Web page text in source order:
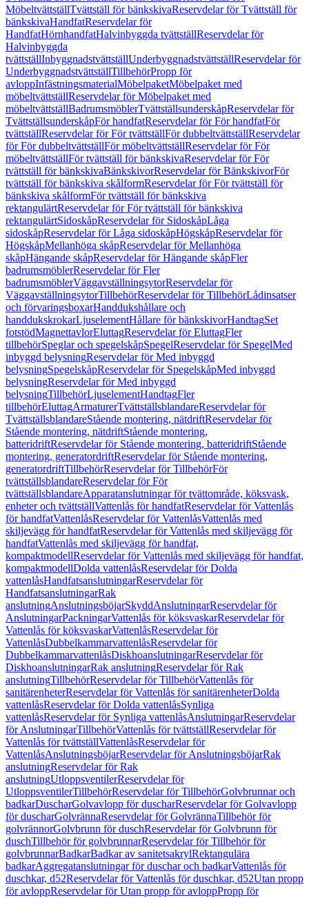
MöbeltvättställTvättställ för bänkskivaReservdelar för Tvättställ för
bänkskivaHandfatReservdelar för
HandfatHörnhandfatHalvinbyggda tvättställReservdelar för
Halvinbyggda
tvättställInbyggnadstvättställUnderbyggnadstvättställReservdelar för
UnderbyggnadstvättställTillbehörPropp för
avloppInfästningsmaterialMöbelpaketMöbelpaket med
möbeltvättställReservdelar för Möbelpaket med
möbeltvättställBadrumsmöblerTvättställsunderskåpReservdelar för
TvättställsunderskåpFör handfatReservdelar för För handfatFör
tvättställReservdelar för För tvättställFör dubbeltvättställReservdelar
för För dubbeltvättställFör möbeltvättställReservdelar för För
möbeltvättställFör tvättställ för bänkskivaReservdelar för För
tvättställ för bänkskivaBänkskivorReservdelar för BänkskivorFör
tvättställ för bänkskiva skålformReservdelar för För tvättställ för
bänkskiva skålformFör tvättställ för bänkskiva
rektangulärtReservdelar för För tvättställ för bänkskiva
rektangulärtSidoskåpReservdelar för SidoskåpLåga
sidoskåpReservdelar för Låga sidoskåpHögskåpReservdelar för
HögskåpMellanhöga skåpReservdelar för Mellanhöga
skåpHängande skåpReservdelar för Hängande skåpFler
badrumsmöblerReservdelar för Fler
badrumsmöblerVäggavställningsytorReservdelar för
VäggavställningsytorTillbehörReservdelar för TillbehörLådinsatser
och förvaringsboxarHanddukshållare och
handdukskrokarLjuselementHållare för bänkskivorHandtagSet
fotstödMagnettavlorEluttagReservdelar för EluttagFler
tillbehörSpeglar och spegelskåpSpegelReservdelar för SpegelMed
inbyggd belysningReservdelar för Med inbyggd
belysningSpegelskåpReservdelar för SpegelskåpMed inbyggd
belysningReservdelar för Med inbyggd
belysningTillbehörLjuselementHandtagFler
tillbehörEluttagArmaturerTvättställsblandareReservdelar för
TvättställsblandareStående montering, nätdriftReservdelar för
Stående montering, nätdriftStående montering,
batteridriftReservdelar för Stående montering, batteridriftStående
montering, generatordriftReservdelar för Stående montering,
generatordriftTillbehörReservdelar för TillbehörFör
tvättställsblandareReservdelar för För
tvättställsblandareApparatanslutningar för tvättområde, köksvask,
enheter och tvättställVattenlås för handfatReservdelar för Vattenlås
för handfatVattenlåsReservdelar för VattenlåsVattenlås med
skiljevägg för handfatReservdelar för Vattenlås med skiljevägg för
handfatVattenlås med skiljevägg för handfat,
kompaktmodellReservdelar för Vattenlås med skiljevägg för handfat,
kompaktmodellDolda vattenlåsReservdelar för Dolda
vattenlåsHandfatsanslutningarReservdelar för
HandfatsanslutningarRak
anslutningAnslutningsböjarSkyddAnslutningarReservdelar för
AnslutningarPackningarVattenlås för köksvaskarReservdelar för
Vattenlås för köksvaskarVattenlåsReservdelar för
VattenlåsDubbelkammarvattenlåsReservdelar för
DubbelkammarvattenlåsDiskhoanslutningarReservdelar för
DiskhoanslutningarRak anslutningReservdelar för Rak
anslutningTillbehörReservdelar för TillbehörVattenlås för
sanitärenheterReservdelar för Vattenlås för sanitärenheterDolda
vattenlåsReservdelar för Dolda vattenlåsSynliga
vattenlåsReservdelar för Synliga vattenlåsAnslutningarReservdelar
för AnslutningarTillbehörVattenlås för tvättställReservdelar för
Vattenlås för tvättställVattenlåsReservdelar för
VattenlåsAnslutningsböjarReservdelar för AnslutningsböjarRak
anslutningReservdelar för Rak
anslutningUtloppsventilerReservdelar för
UtloppsventilerTillbehörReservdelar för TillbehörGolvbrunnar och
badkarDuscharGolvavlopp för duscharReservdelar för Golvavlopp
för duscharGolvrännaReservdelar för GolvrännaTillbehör för
golvrännorGolvbrunn för duschReservdelar för Golvbrunn för
duschTillbehör för golvbrunnarReservdelar för Tillbehör för
golvbrunnarBadkarBadkar av sanitetsakrylRektangulära
badkarAggregatanslutningar för duschar och badkarVattenlås för
duschkar, d52Reservdelar för Vattenlås för duschkar, d52Utan propp
för avloppReservdelar för Utan propp för avloppPropp för